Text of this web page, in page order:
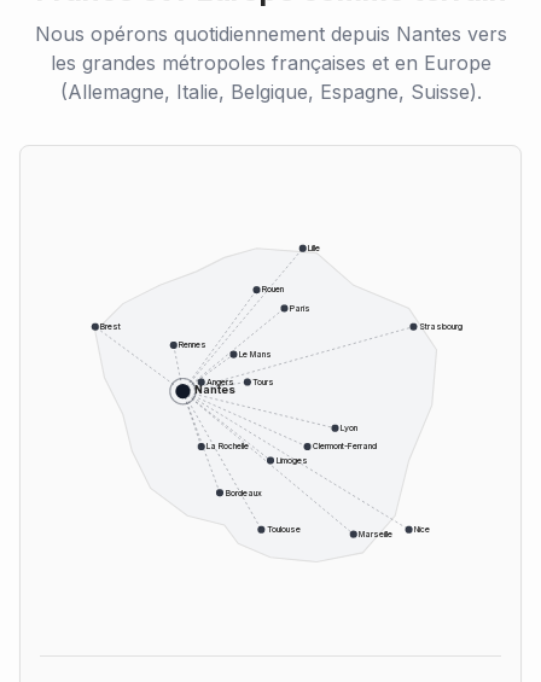
Nous opérons quotidiennement depuis Nantes vers
les grandes métropoles françaises et en Europe
(Allemagne, Italie, Belgique, Espagne, Suisse).
Nantes
Paris
Lyon
Marseille
Toulouse
Bordeaux
Nice
Strasbourg
Lille
Rennes
Angers
Le Mans
Tours
Limoges
Clermont-Ferrand
Rouen
Brest
La Rochelle